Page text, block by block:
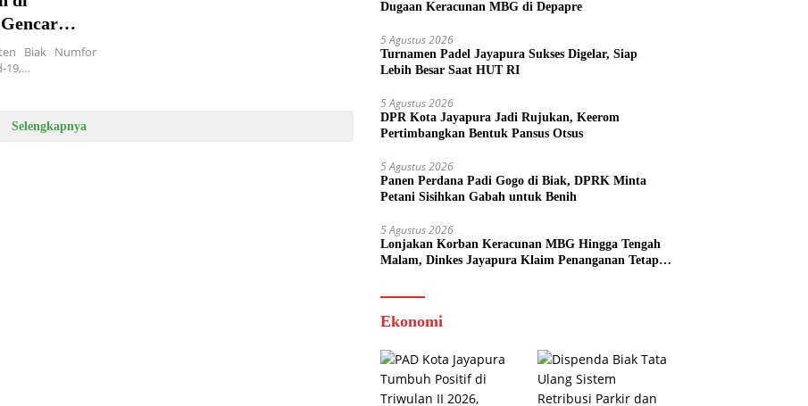
Biak Numfor
19,…
Selengkapnya
Dugaan Keracunan MBG di Depapre
5 Agustus 2026
Turnamen Padel Jayapura Sukses Digelar, Siap
Lebih Besar Saat HUT RI
5 Agustus 2026
DPR Kota Jayapura Jadi Rujukan, Keerom
Pertimbangkan Bentuk Pansus Otsus
5 Agustus 2026
Panen Perdana Padi Gogo di Biak, DPRK Minta
Petani Sisihkan Gabah untuk Benih
5 Agustus 2026
Lonjakan Korban Keracunan MBG Hingga Tengah
Malam, Dinkes Jayapura Klaim Penanganan Tetap
Ekonomi